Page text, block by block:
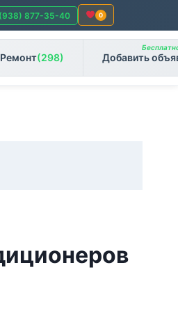
877-35-40 0
Ремонт(298) Добавить